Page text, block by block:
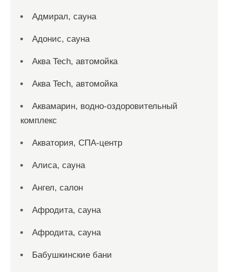
Адмирал, сауна
Адонис, сауна
Аква Tech, автомойка
Аква Tech, автомойка
Аквамарин, водно-оздоровительный
комплекс
Акватория, СПА-центр
Алиса, сауна
Ангел, салон
Афродита, сауна
Афродита, сауна
Бабушкинские бани